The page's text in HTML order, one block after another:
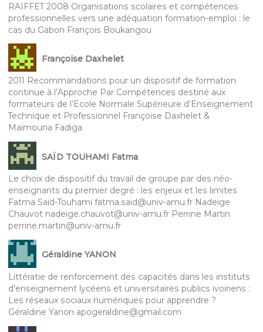
RAIFFET 2008 Organisations scolaires et compétences
professionnelles vers une adéquation formation-emploi : le
cas du Gabon François Boukangou
Françoise Daxhelet
2011 Recommandations pour un dispositif de formation
continue à l’Approche Par Compétences destiné aux
formateurs de l’Ecole Normale Supérieure d’Enseignement
Technique et Professionnel Françoise Daxhelet &
Maïmouna Fadiga
SAÏD TOUHAMI Fatma
Le choix de dispositif du travail de groupe par des néo-
enseignants du premier degré : les enjeux et les limites
Fatma Saïd-Touhami fatma.said@univ-amu.fr Nadeige
Chauvot nadeige.chauvot@univ-amu.fr Perrine Martin
perrine.martin@univ-amu.fr
Géraldine YANON
Littératie de renforcement des capacités dans les instituts
d’enseignement lycéens et universitaires publics ivoiriens :
Les réseaux sociaux numériques pour apprendre ?
Géraldine Yanon apogeraldine@gmail.com